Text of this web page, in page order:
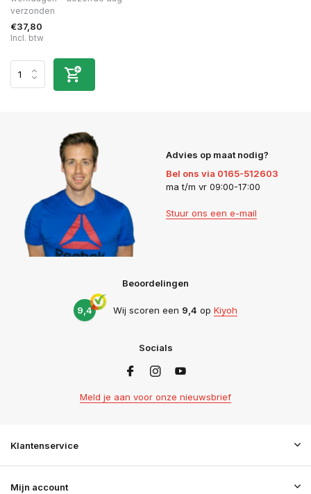
verzonden
€37,80
Incl. btw
Advies op maat nodig?
Bel ons via 0165-512603
ma t/m vr 09:00-17:00
Stuur ons een e-mail
Beoordelingen
9,4 Wij scoren een 9,4 op Kiyoh
Socials
Meld je aan voor onze nieuwsbrief
Klantenservice
Mijn account